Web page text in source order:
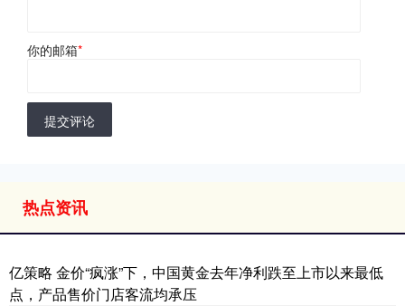
你的邮箱*
提交评论
热点资讯
亿策略 金价“疯涨”下，中国黄金去年净利跌至上市以来最低
点，产品售价门店客流均承压